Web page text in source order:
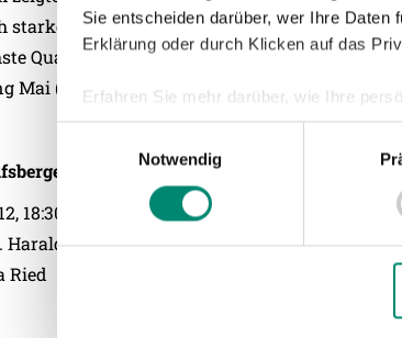
Sie entscheiden darüber, wer Ihre
Erklärung oder durch Klicken auf das
Erfahren Sie mehr darüber, wie Ihre
Einzelheitenfest.
und die Zugriffe auf unsere Website zu
Notwendig
Leistung und im Europacup schaffte
Qualifikationsrunde. Gegen den Aufsteiger
Mai (2:0 gegen Austria, 2.5.2012) feiern.
AC
18:30 Uhr
Harald Lechner
Ried